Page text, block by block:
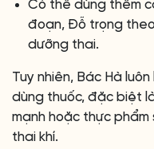
Có thể dùng thêm
đoạn, Đỗ trọng
dưỡng thai.
Tuy nhiên, Bác Hà
dùng thuốc, đặc biệt
mạnh hoặc thực
thai khí.